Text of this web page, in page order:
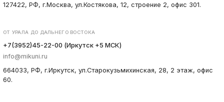
127422, РФ, г.Москва, ул.Костякова, 12, строение 2, офис 301.
ОТ УРАЛА ДО ДАЛЬНЕГО ВОСТОКА
+7(3952)45-22-00 (Иркутск +5 МСК)
info@mikuni.ru
664033, РФ, г.Иркутск, ул.Старокузьмихинская, 28, 2 этаж, офис
60.